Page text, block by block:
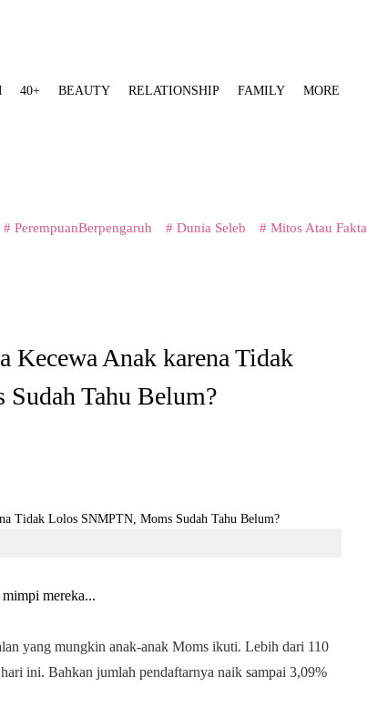
40+ BEAUTY RELATIONSHIP FAMILY MORE
# PerempuanBerpengaruh # Dunia Seleb # Mitos Atau Fakta
Kecewa Anak karena Tidak
Tahu Belum?
mereka...
yang mungkin anak-anak Moms ikuti. Lebih dari 110
ini. Bahkan jumlah pendaftarnya naik sampai 3,09%